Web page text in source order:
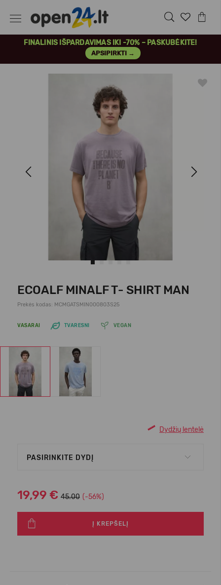
FINALINIS IŠPARDAVIMAS IKI -70% – PASKUBĖKITE!
APSIPIRKTI →
Next
ECOALF MINALF T- SHIRT MAN
Prekės kodas: MCMGATSMIN000803S25
VASARAI TVARESNI VEGAN
Dydžių lentelė
PASIRINKITE DYDĮ
19,99 € 45.00 (-56%)
Į KREPŠELĮ